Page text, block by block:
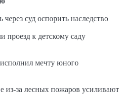
суд оспорить наследство
проезд к детскому саду
мечту юного
из-за лесных пожаров усиливают